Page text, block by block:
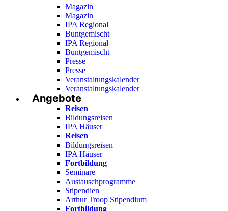
Magazin
Magazin
IPA Regional
Buntgemischt
IPA Regional
Buntgemischt
Presse
Presse
Veranstaltungskalender
Veranstaltungskalender
Angebote
Reisen
Bildungsreisen
IPA Häuser
Reisen
Bildungsreisen
IPA Häuser
Fortbildung
Seminare
Austauschprogramme
Stipendien
Arthur Troop Stipendium
Fortbildung